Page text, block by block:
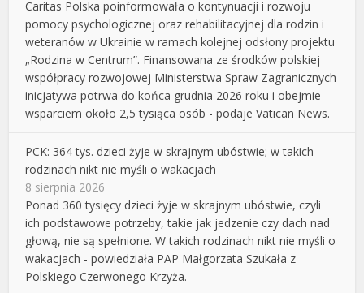
Caritas Polska poinformowała o kontynuacji i rozwoju
pomocy psychologicznej oraz rehabilitacyjnej dla rodzin i
weteranów w Ukrainie w ramach kolejnej odsłony projektu
„Rodzina w Centrum”. Finansowana ze środków polskiej
współpracy rozwojowej Ministerstwa Spraw Zagranicznych
inicjatywa potrwa do końca grudnia 2026 roku i obejmie
wsparciem około 2,5 tysiąca osób - podaje Vatican News.
PCK: 364 tys. dzieci żyje w skrajnym ubóstwie; w takich
rodzinach nikt nie myśli o wakacjach
8 sierpnia 2026
Ponad 360 tysięcy dzieci żyje w skrajnym ubóstwie, czyli
ich podstawowe potrzeby, takie jak jedzenie czy dach nad
głową, nie są spełnione. W takich rodzinach nikt nie myśli o
wakacjach - powiedziała PAP Małgorzata Szukała z
Polskiego Czerwonego Krzyża.